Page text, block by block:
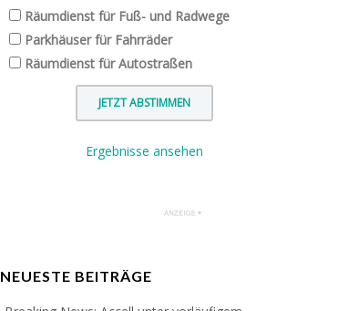
Räumdienst für Fuß- und Radwege
Parkhäuser für Fahrräder
Räumdienst für Autostraßen
Ergebnisse ansehen
NEUESTE BEITRÄGE